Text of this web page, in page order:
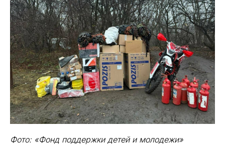
Фото: «Фонд поддержки детей и молодежи»